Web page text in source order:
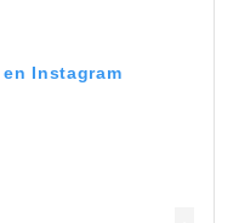
Instagram